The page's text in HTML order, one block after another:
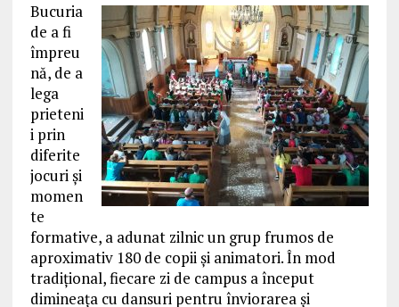
Bucuria
de a fi
împreu
nă, de a
lega
prieteni
i prin
diferite
jocuri și
momen
te
formative, a adunat zilnic un grup frumos de
aproximativ 180 de copii și animatori. În mod
tradițional, fiecare zi de campus a început
dimineața cu dansuri pentru înviorarea și